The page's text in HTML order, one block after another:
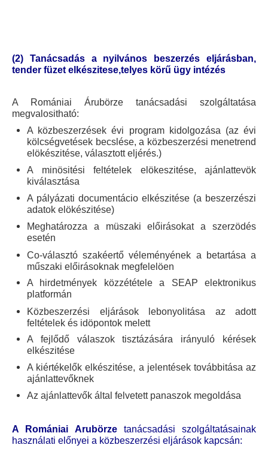
(2) Tanácsadás a nyilvános beszerzés eljárásban,
tender füzet elkészitese,telyes körű ügy intézés
A Romániai Árubörze tanácsadási szolgáltatása
megvalositható:
A közbeszerzések évi program kidolgozása (az évi
kölcségvetések becslése, a közbeszerzési menetrend
elökészitése, választott eljérés.)
A minösitési feltételek elökeszitése, ajánlattevök
kiválasztása
A pályázati documentácio elkészitése (a beszerzészi
adatok elökészitése)
Meghatározza a müszaki előirásokat a szerzödés
esetén
Co-választó szakéertő véleményének a betartása a
műszaki előirásoknak megfelelöen
A hirdetmények közzététele a SEAP elektronikus
platformán
Közbeszerzési eljárások lebonyolitása az adott
feltételek és idöpontok melett
A fejlődő válaszok tisztázására irányuló kérések
elkészitése
A kiértékelők elkészitése, a jelentések továbbitása az
ajánlattevőknek
Az ajánlattevők által felvetett panaszok megoldása
A Romániai Arubörzetanácsadási szolgáltatásainak
használati előnyei a közbeszerzési eljárások kapcsán: